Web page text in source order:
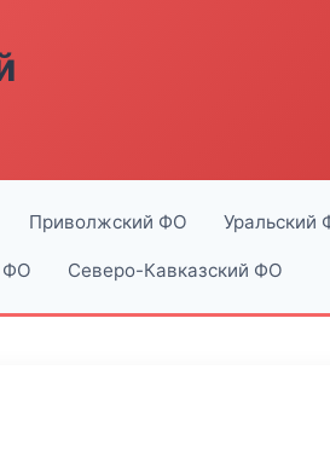
Приволжский ФО Уральский
Северо-Кавказский ФО